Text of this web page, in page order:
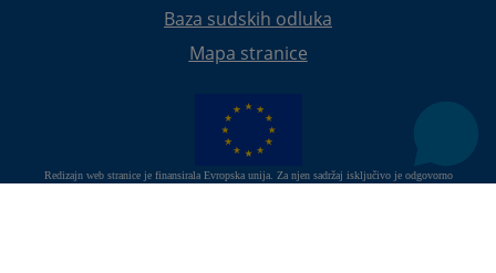
Baza sudskih odluka
Mapa stranice
Redizajn web stranice je finansirala Evropska unija. Za njen sadržaj isključivo je odgovorno